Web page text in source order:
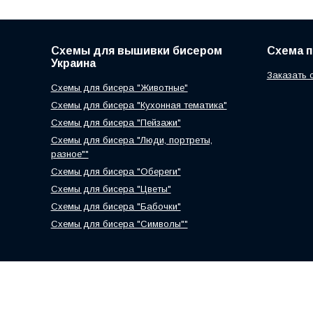
Схемы для вышивки бисером
Украина
Схемы для бисера "Животные"
Схемы для бисера "Кухонная тематика"
Схемы для бисера "Пейзажи"
Схемы для бисера "Люди, портреты,
разное""
Схемы для бисера "Обереги"
Схемы для бисера "Цветы"
Схемы для бисера "Бабочки"
Схемы для бисера "Символы""
Схема
Заказать